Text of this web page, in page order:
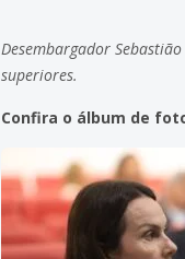
Desembargador
superiores.
Confira o álbum de